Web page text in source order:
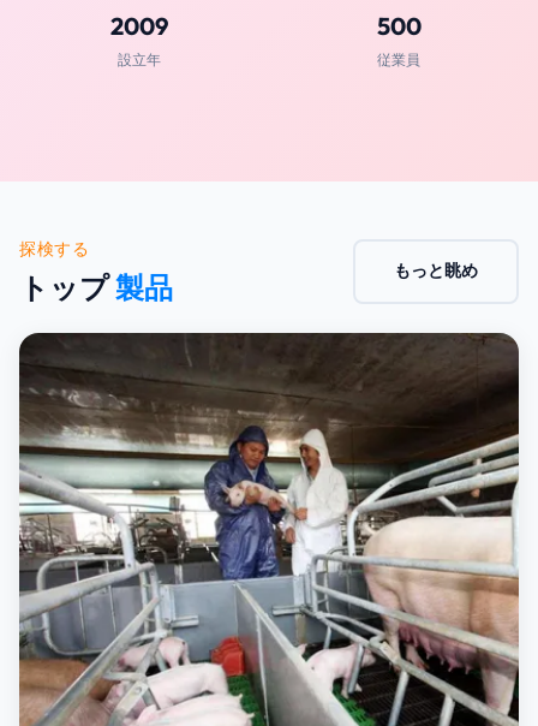
2009
設立年
500
従業員
探検する
トップ製品 もっと眺め